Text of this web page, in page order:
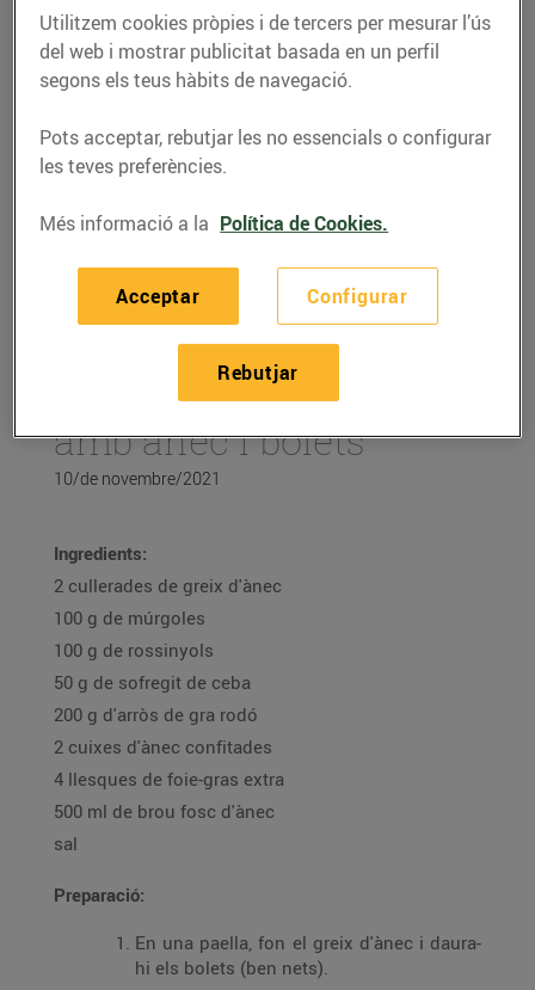
Arròs de muntanya
amb ànec i bolets
10/de novembre/2021
Ingredients:
2 cullerades de greix d'ànec
100 g de múrgoles
100 g de rossinyols
50 g de sofregit de ceba
200 g d'arròs de gra rodó
2 cuixes d'ànec confitades
4 llesques de foie-gras extra
500 ml de brou fosc d'ànec
sal
Preparació:
En una paella, fon el greix d'ànec i daura-
hi els bolets (ben nets).
Utilitzem cookies pròpies i de tercers per mesurar l’ús
del web i mostrar publicitat basada en un perfil
segons els teus hàbits de navegació.
Pots acceptar, rebutjar les no essencials o configurar
les teves preferències.
Més informació a la Política de Cookies.
Configurar
Rebutjar
Acceptar